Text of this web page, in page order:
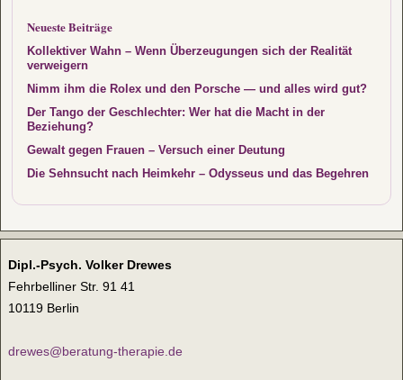
Neueste Beiträge
Kollektiver Wahn – Wenn Überzeugungen sich der Realität
verweigern
Nimm ihm die Rolex und den Porsche — und alles wird gut?
Der Tango der Geschlechter: Wer hat die Macht in der
Beziehung?
Gewalt gegen Frauen – Versuch einer Deutung
Die Sehnsucht nach Heimkehr – Odysseus und das Begehren
Dipl.-Psych. Volker Drewes
Fehrbelliner Str. 91 41
10119 Berlin
drewes@beratung-therapie.de